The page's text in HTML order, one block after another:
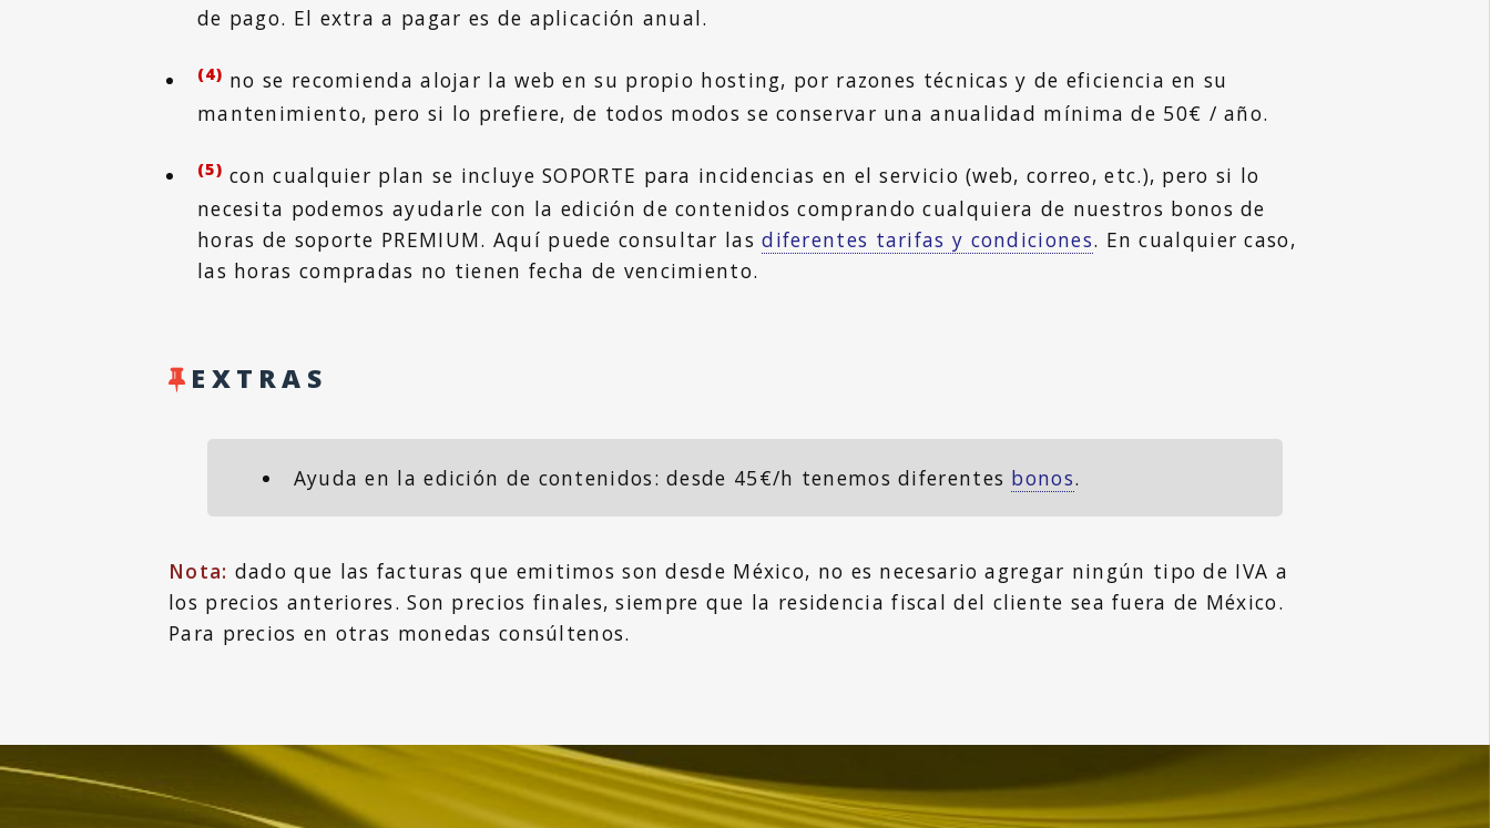
de pago. El extra a pagar es de aplicación anual.
(4) no se recomienda alojar la web en su propio hosting, por razones técnicas y de eficiencia en su
mantenimiento, pero si lo prefiere, de todos modos se conservar una anualidad mínima de 50€ / año.
(5) con cualquier plan se incluye SOPORTE para incidencias en el servicio (web, correo, etc.), pero si lo
necesita podemos ayudarle con la edición de contenidos comprando cualquiera de nuestros bonos de
horas de soporte PREMIUM. Aquí puede consultar lasdiferentes tarifas y condiciones. En cualquier caso,
las horas compradas no tienen fecha de vencimiento.
EXTRAS
Ayuda en la edición de contenidos: desde 45€/h tenemos diferentes bonos.
Nota: dado que las facturas que emitimos son desde México, no es necesario agregar ningún tipo de IVA a
los precios anteriores. Son precios finales, siempre que la residencia fiscal del cliente sea fuera de México.
Para precios en otras monedas consúltenos.